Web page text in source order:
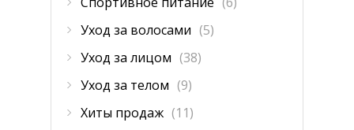
Уход за волосами (5)
Уход за лицом (38)
Уход за телом (9)
Хиты продаж (11)